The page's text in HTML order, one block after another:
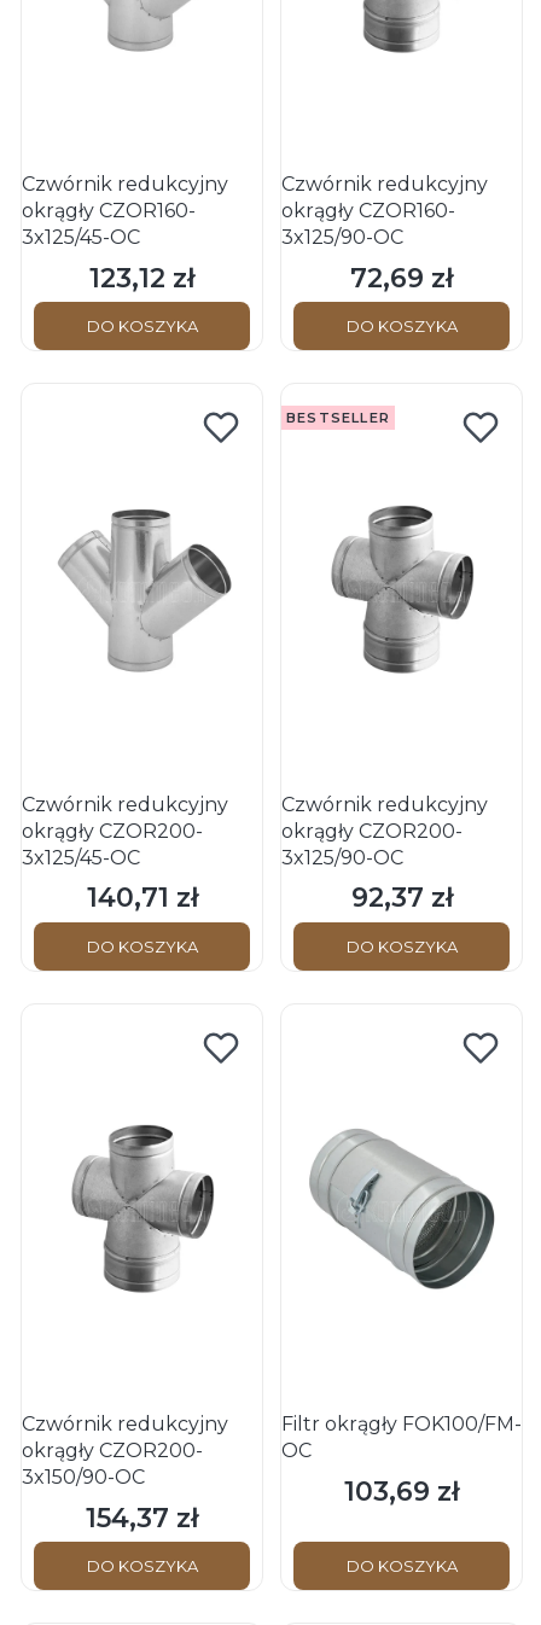
Czwórnik redukcyjny
okrągły CZOR160-
3x125/45-OC
Cena
123,12 zł
DO KOSZYKA
Czwórnik redukcyjny
okrągły CZOR160-
3x125/90-OC
Cena
72,69 zł
DO KOSZYKA
Czwórnik redukcyjny
okrągły CZOR200-
3x125/45-OC
Cena
140,71 zł
DO KOSZYKA
BESTSELLER
Czwórnik redukcyjny
okrągły CZOR200-
3x125/90-OC
Cena
92,37 zł
DO KOSZYKA
Czwórnik redukcyjny
okrągły CZOR200-
3x150/90-OC
Cena
154,37 zł
DO KOSZYKA
Filtr okrągły FOK100/FM-
OC
Cena
103,69 zł
DO KOSZYKA